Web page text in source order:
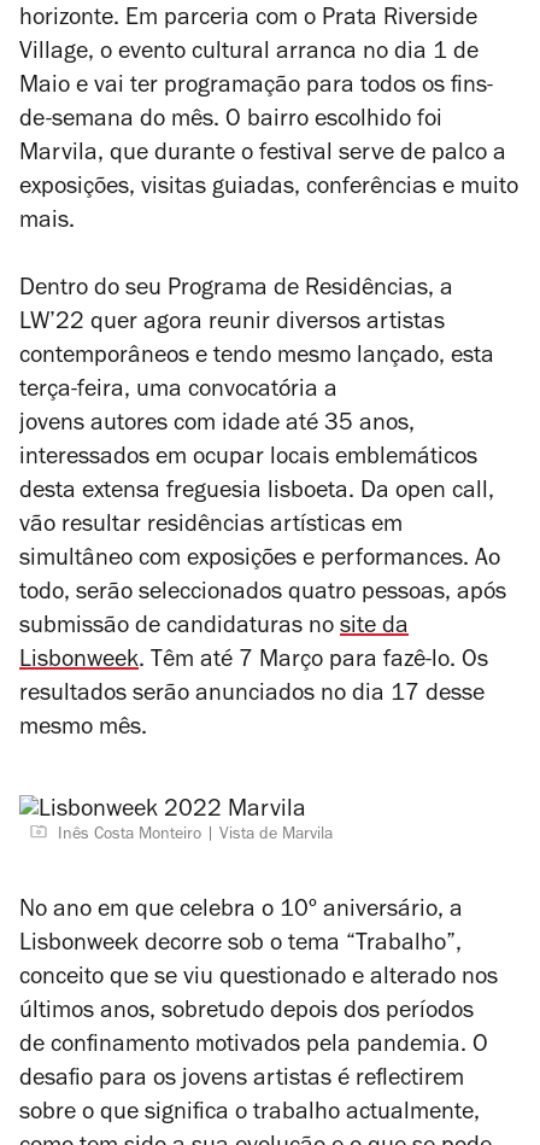
horizonte. Em parceria com o Prata Riverside
Village, o evento cultural arranca no dia 1 de
Maio e vai ter programação para todos os fins-
de-semana do mês. O bairro escolhido foi
Marvila, que durante o festival serve de palco a
exposições, visitas guiadas, conferências e muito
mais.
Dentro do seu Programa de Residências, a
LW’22 quer agora reunir diversos artistas
contemporâneos e tendo mesmo lançado, esta
terça-feira, uma convocatória a
jovens autores com idade até 35 anos,
interessados em ocupar locais emblemáticos
desta extensa freguesia lisboeta. Da open call,
vão resultar residências artísticas em
simultâneo com exposições e performances. Ao
todo, serão seleccionados quatro pessoas, após
submissão de candidaturas no site da
Lisbonweek. Têm até 7 Março para fazê-lo. Os
resultados serão anunciados no dia 17 desse
mesmo mês.
Inês Costa Monteiro Vista de Marvila
No ano em que celebra o 10º aniversário, a
Lisbonweek decorre sob o tema “Trabalho”,
conceito que se viu questionado e alterado nos
últimos anos, sobretudo depois dos períodos
de confinamento motivados pela pandemia. O
desafio para os jovens artistas é reflectirem
sobre o que significa o trabalho actualmente,